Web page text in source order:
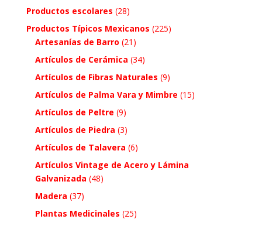
Productos escolares (28)
Productos Típicos Mexicanos (225)
Artesanías de Barro (21)
Artículos de Cerámica (34)
Artículos de Fibras Naturales (9)
Artículos de Palma Vara y Mimbre (15)
Artículos de Peltre (9)
Artículos de Piedra (3)
Artículos de Talavera (6)
Artículos Vintage de Acero y Lámina
Galvanizada (48)
Madera (37)
Plantas Medicinales (25)